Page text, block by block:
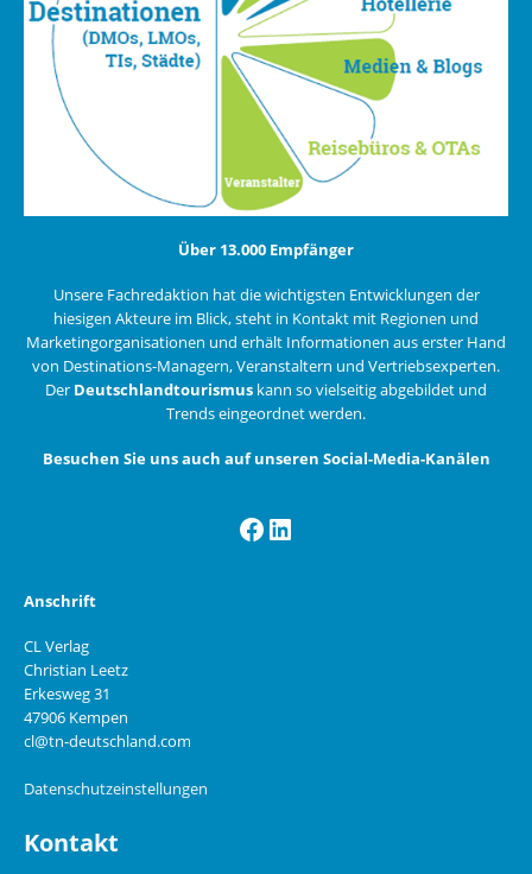
Über 13.000 Empfänger
Unsere Fachredaktion hat die wichtigsten Entwicklungen der
hiesigen Akteure im Blick, steht in Kontakt mit Regionen und
Marketingorganisationen und erhält Informationen aus erster Hand
von Destinations-Managern, Veranstaltern und Vertriebsexperten.
Der Deutschlandtourismus kann so vielseitig abgebildet und
Trends eingeordnet werden.
Besuchen Sie uns auch auf unseren Social-Media-Kanälen
Facebook
LinkedIn
Anschrift
CL Verlag
Christian Leetz
Erkesweg 31
47906 Kempen
cl@tn-deutschland.com
Datenschutzeinstellungen
Kontakt